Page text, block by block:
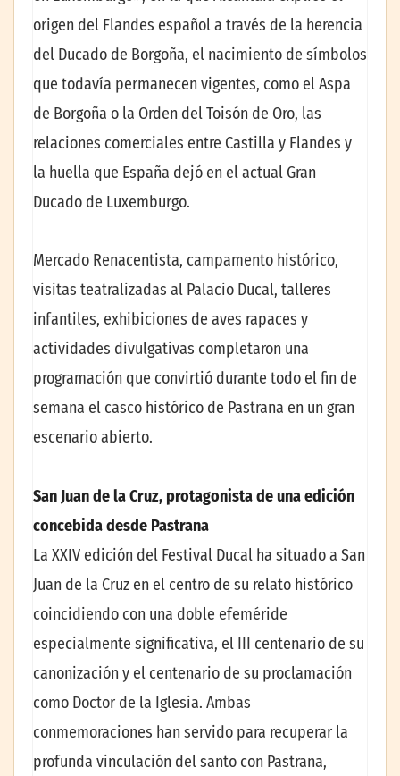
origen del Flandes español a través de la herencia
del Ducado de Borgoña, el nacimiento de símbolos
que todavía permanecen vigentes, como el Aspa
de Borgoña o la Orden del Toisón de Oro, las
relaciones comerciales entre Castilla y Flandes y
la huella que España dejó en el actual Gran
Ducado de Luxemburgo.
Mercado Renacentista, campamento histórico,
visitas teatralizadas al Palacio Ducal, talleres
infantiles, exhibiciones de aves rapaces y
actividades divulgativas completaron una
programación que convirtió durante todo el fin de
semana el casco histórico de Pastrana en un gran
escenario abierto.
San Juan de la Cruz, protagonista de una edición
concebida desde Pastrana
La XXIV edición del Festival Ducal ha situado a San
Juan de la Cruz en el centro de su relato histórico
coincidiendo con una doble efeméride
especialmente significativa, el III centenario de su
canonización y el centenario de su proclamación
como Doctor de la Iglesia. Ambas
conmemoraciones han servido para recuperar la
profunda vinculación del santo con Pastrana,